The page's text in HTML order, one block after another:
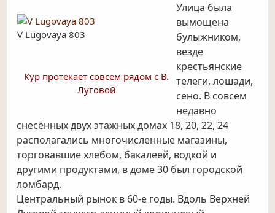
V Lugovaya 803
Кур протекает совсем рядом с В.
Луговой
Улица была
вымощена
булыжником,
везде
крестьянские
телеги, лошади,
сено. В совсем
недавно
снесённых двух этажных домах 18, 20, 22, 24
располагались многочисленные магазины,
торговавшие хлебом, бакалеей, водкой и
другими продуктами, в доме 30 был городской
ломбард.
Центральный рынок в 60-е годы. Вдоль Верхней